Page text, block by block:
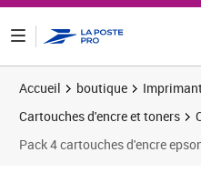
Accueil boutique
Cartouches d'encre et toners
Pack 4 cartouches d'encre